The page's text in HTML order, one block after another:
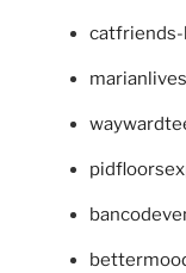
catfriends-